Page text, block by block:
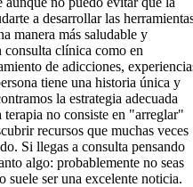
a desarrollar las
manera más saludable y
consulta clínica como en
de adicciones,
tiene una historia única y
la estrategia adecuada
no consiste en "arreglar"
recursos que muchas veces
Si llegas a consulta pensando
algo: probablemente no seas
suele ser una excelente noticia.